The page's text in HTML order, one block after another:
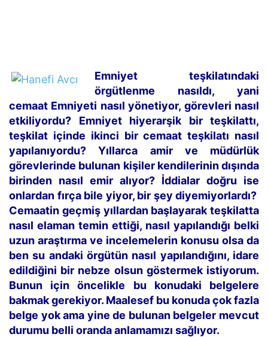
Emniyet teşkilatındaki
örgütlenme nasıldı, yani
cemaat Emniyeti nasıl yönetiyor, görevleri nasıl
etkiliyordu? Emniyet hiyerarşik bir teşkilattı,
teşkilat içinde ikinci bir cemaat teşkilatı nasıl
yapılanıyordu? Yıllarca amir ve müdürlük
görevlerinde bulunan kişiler kendilerinin dışında
birinden nasıl emir alıyor? İddialar doğru ise
onlardan fırça bile yiyor, bir şey diyemiyorlardı?
Cemaatin geçmiş yıllardan başlayarak teşkilatta
nasıl elaman temin ettiği, nasıl yapılandığı belki
uzun araştırma ve incelemelerin konusu olsa da
ben su andaki örgütün nasıl yapılandığını, idare
edildiğini bir nebze olsun göstermek istiyorum.
Bunun için öncelikle bu konudaki belgelere
bakmak gerekiyor. Maalesef bu konuda çok fazla
belge yok ama yine de bulunan belgeler mevcut
durumu belli oranda anlamamızı sağlıyor.